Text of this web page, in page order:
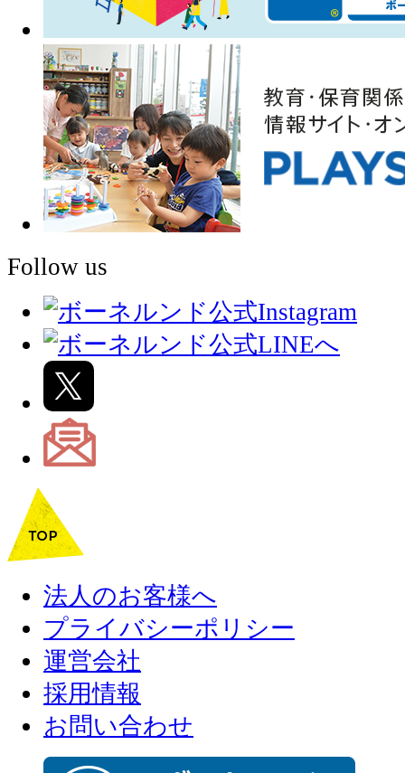
Follow us
法人のお客様へ
プライバシーポリシー
運営会社
採用情報
お問い合わせ